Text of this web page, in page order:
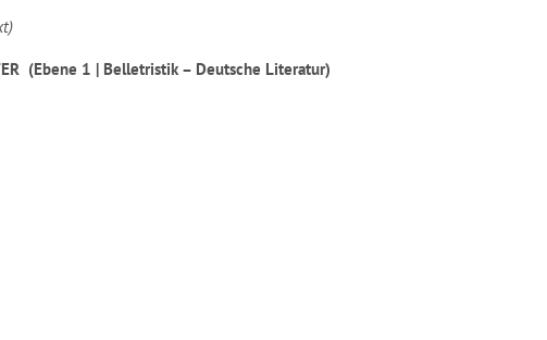
(Ebene 1 | Belletristik – Deutsche Literatur)